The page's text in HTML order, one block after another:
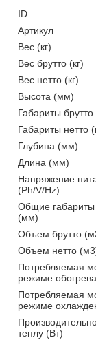
ID
Артикул
Вес (кг)
Вес брутто (кг)
Вес нетто (кг)
Высота (мм)
Габариты
Габариты нетто
Глубина (мм)
Длина (мм)
Напряжение
(Ph/V/Hz)
Общие габариты
(мм)
Объем брутто
Объем нетто
Потребляемая
режиме
Потребляемая
режиме
теплу (Вт)